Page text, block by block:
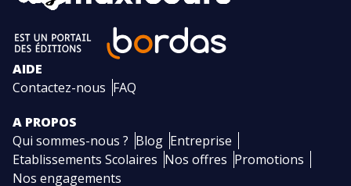
AIDE
Contactez-nous FAQ
A PROPOS
Qui sommes-nous ? Blog Entreprise
Etablissements Scolaires Nos offres Promotions
Nos engagements